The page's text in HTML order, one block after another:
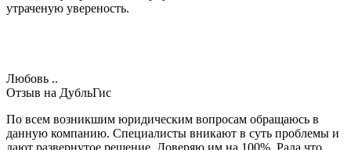
утраченую увереность.
Любовь ..
Отзыв на ДубльГис
По всем возникшим юридическим вопросам обращаюсь в
данную компанию. Специалисты вникают в суть проблемы и
дают развернутое решение. Доверяю им на 100%. Рада что